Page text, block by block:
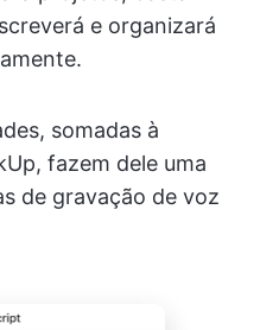
e organizará
somadas à
fazem dele uma
de gravação de voz